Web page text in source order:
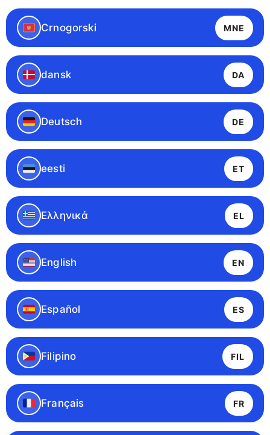
Crnogorski MNE
dansk DA
Deutsch DE
eesti ET
Ελληνικά EL
English EN
Español ES
Filipino FIL
Français FR